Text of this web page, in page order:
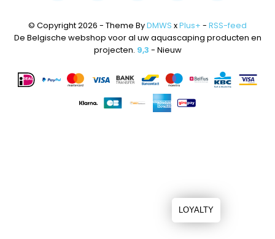
© Copyright 2026 - Theme ByDMWS xPlus+ - RSS-feed
De Belgische webshop voor al uw aquascaping producten en
projecten. 9,3 - Nieuw
LOYALTY